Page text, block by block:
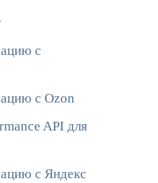
с
с Ozon
API для
с Яндекс